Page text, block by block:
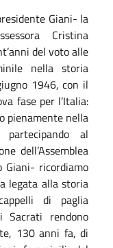
Giani- la
Cristina
del voto alle
nella storia
1946, con il
fase per l’Italia:
pienamente nella
al
dell’Assemblea
Giani- ricordiamo
legata alla storia
di paglia
Sacrati rendono
130 anni fa, di